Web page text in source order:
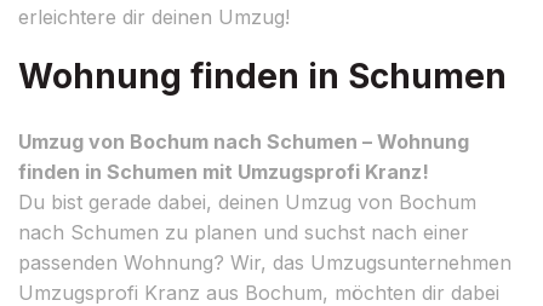
erleichtere dir deinen Umzug!
Wohnung finden in Schumen
Umzug von Bochum nach Schumen – Wohnung
finden in Schumen mit Umzugsprofi Kranz!
Du bist gerade dabei, deinen Umzug von Bochum
nach Schumen zu planen und suchst nach einer
passenden Wohnung? Wir, das Umzugsunternehmen
Umzugsprofi Kranz aus Bochum, möchten dir dabei